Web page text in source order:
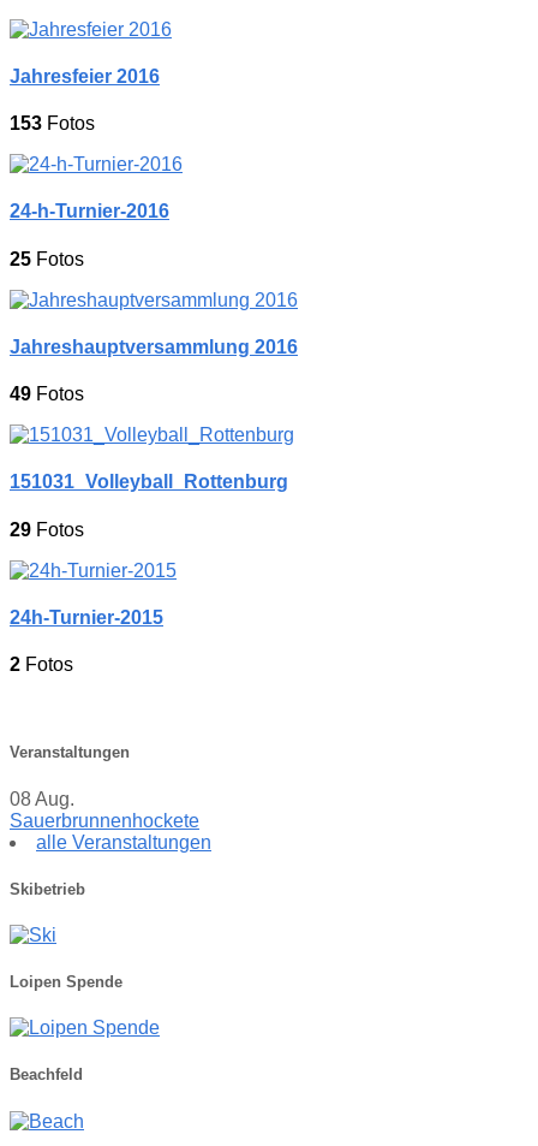
Jahresfeier 2016
153 Fotos
24-h-Turnier-2016
25 Fotos
Jahreshauptversammlung 2016
49 Fotos
151031_Volleyball_Rottenburg
29 Fotos
24h-Turnier-2015
2 Fotos
Veranstaltungen
08Aug.
Sauerbrunnenhockete
alle Veranstaltungen
Skibetrieb
Loipen Spende
Beachfeld